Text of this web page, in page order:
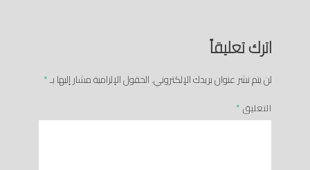
اترك تعليقاً
لن يتم نشر عنوان بريدك الإلكتروني.الحقول الإلزامية مشار إليها بـ*
التعليق *